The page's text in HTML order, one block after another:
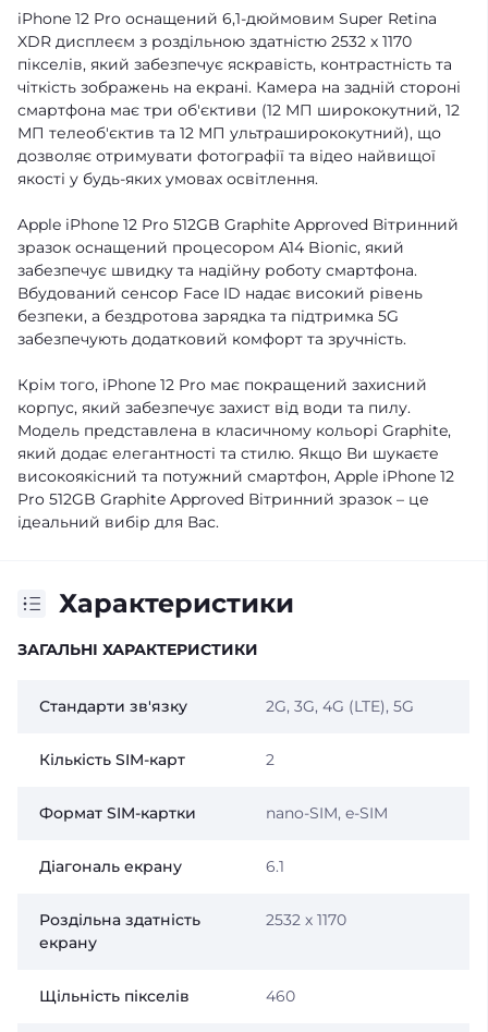
iPhone 12 Pro оснащений 6,1-дюймовим Super Retina
XDR дисплеєм з роздільною здатністю 2532 x 1170
пікселів, який забезпечує яскравість, контрастність та
чіткість зображень на екрані. Камера на задній стороні
смартфона має три об'єктиви (12 МП ширококутний, 12
МП телеоб'єктив та 12 МП ультраширококутний), що
дозволяє отримувати фотографії та відео найвищої
якості у будь-яких умовах освітлення.
Apple iPhone 12 Pro 512GB Graphite Approved Вітринний
зразок оснащений процесором A14 Bionic, який
забезпечує швидку та надійну роботу смартфона.
Вбудований сенсор Face ID надає високий рівень
безпеки, а бездротова зарядка та підтримка 5G
забезпечують додатковий комфорт та зручність.
Крім того, iPhone 12 Pro має покращений захисний
корпус, який забезпечує захист від води та пилу.
Модель представлена в класичному кольорі Graphite,
який додає елегантності та стилю. Якщо Ви шукаєте
високоякісний та потужний смартфон, Apple iPhone 12
Pro 512GB Graphite Approved Вітринний зразок – це
ідеальний вибір для Вас.
Характеристики
ЗАГАЛЬНІ ХАРАКТЕРИСТИКИ
Стандарти зв'язку 2G, 3G, 4G (LTE), 5G
Кількість SIM-карт 2
Формат SIM-картки nano-SIM, e-SIM
Діагональ екрану 6.1
Роздільна здатність
екрану
2532 х 1170
Щільність пікселів 460